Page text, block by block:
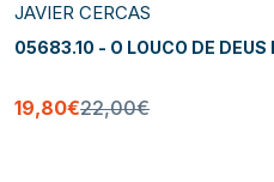
JAVIER CERCAS
05683.10 - O LOUCO DE DEUS
19,80€22,00€